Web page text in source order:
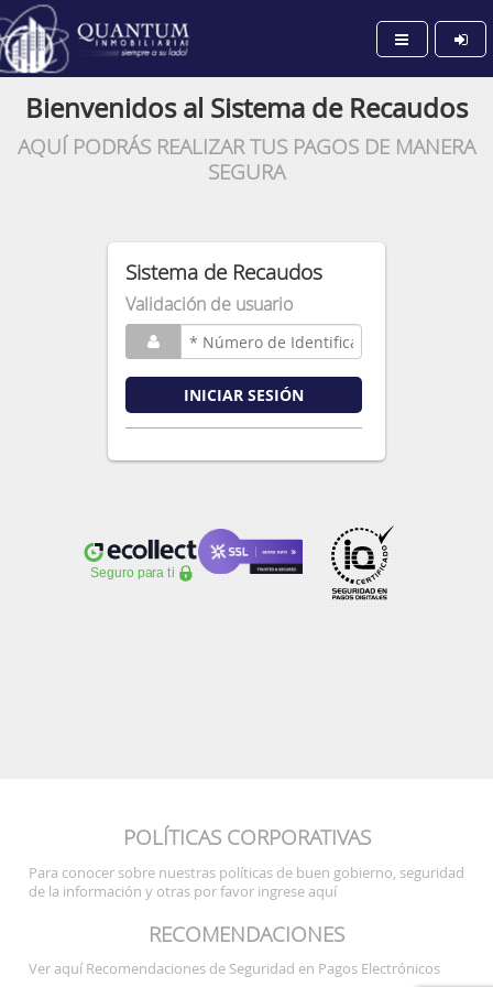
Bienvenidos al Sistema de Recaudos
AQUÍ PODRÁS REALIZAR TUS PAGOS DE MANERA
SEGURA
Sistema de Recaudos
Validación de usuario
INICIAR SESIÓN
POLÍTICAS CORPORATIVAS
Para conocer sobre nuestras políticas de buen gobierno, seguridad
de la información y otras por favor ingrese aquí
RECOMENDACIONES
Ver aquí Recomendaciones de Seguridad en Pagos Electrónicos